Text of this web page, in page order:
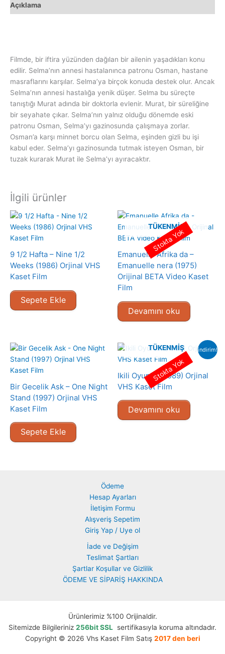
Açıklama
Filmde, bir iftira yüzünden dağılan bir ailenin yaşadıkları konu
edilir. Selma’nın annesi hastalanınca patronu Osman, hastane
masraflarını karşılar. Selma’ya birçok konuda destek olur. Ancak
Selma’nın annesi hastalığa yenik düşer. Selma bu süreçte
tanıştığı Murat adında bir doktorla evlenir. Murat, bir süreliğine
bir seyahate çıkar. Selma’nın yalnız olduğu dönemde eski
patronu Osman, Selma’yı gazinosunda çalışmaya zorlar.
Osman’a karşı minnet borcu olan Selma, eşinden gizli bu işi
kabul eder. Selma’yı gazinosunda tutmak isteyen Osman, bir
tuzak kurarak Murat ile Selma’yı ayıracaktır.
İlgili ürünler
9 1/2 Hafta – Nine 1/2
Weeks (1986) Orjinal VHS
Kaset Film
Sepete Ekle
TÜKENMIŞ
Emanuelle Afrika da –
Emanuelle nera (1975)
Orijinal BETA Video Kaset
Film
Devamını oku
Stokta Yok
Bir Gecelik Ask – One Night
Stand (1997) Orjinal VHS
Kaset Film
Sepete Ekle
indirim!
TÜKENMIŞ
Ikili Oyunlar (1989) Orjinal
VHS Kaset Film
Devamını oku
Stokta Yok
Ödeme
Hesap Ayarları
İletişim Formu
Alışveriş Sepetim
Giriş Yap / Uye ol
İade ve Değişim
Teslimat Şartları
Şartlar Koşullar ve Gizlilik
ÖDEME VE SİPARİŞ HAKKINDA
Ürünlerimiz %100 Orijinaldir.
Sitemizde Bilgileriniz 256bit SSL sertifikasıyla koruma altındadır.
Copyright © 2026 Vhs Kaset Film Satış 2017 den beri